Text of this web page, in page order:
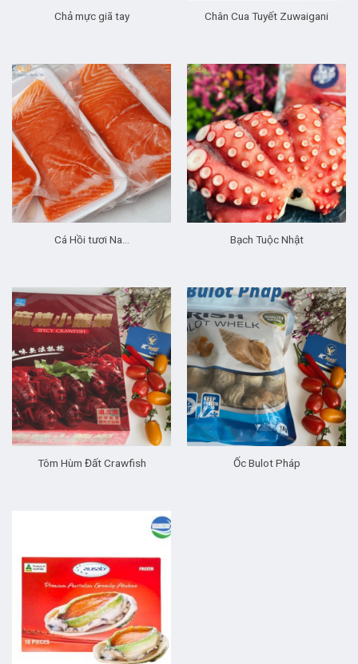
Chả mực giã tay Chân Cua Tuyết Zuwaigani
Cá Hồi tươi Na… Bạch Tuộc Nhật
Tôm Hùm Đất Crawfish Ốc Bulot Pháp